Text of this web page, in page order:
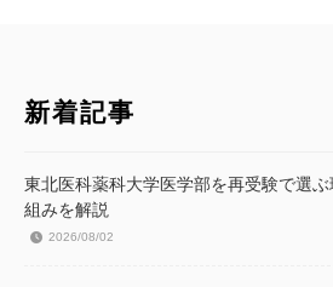
新着記事
東北医科薬科大学医学部を再受験で選
組みを解説
2026/08/02